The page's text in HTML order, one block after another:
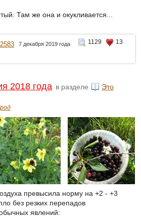
Там же она и окукливается...
7 декабря 2019 года 1129
13
2018 года в разделе
Это
превысила норму на +2 - +3
без резких перепадов
явлений: